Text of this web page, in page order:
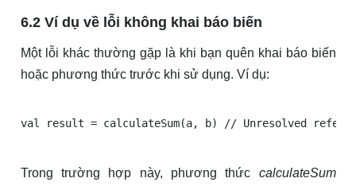
6.2 Ví dụ về lỗi không khai báo biến
Một lỗi khác thường gặp là khi bạn quên khai báo biến
hoặc phương thức trước khi sử dụng. Ví dụ:
Trong trường hợp này, phương thức calculateSum